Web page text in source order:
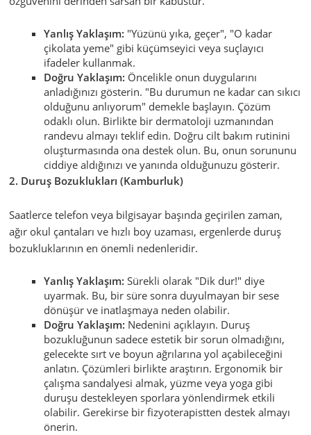
Yanlış Yaklaşım: "Yüzünü yıka, geçer", "O kadar
çikolata yeme" gibi küçümseyici veya suçlayıcı
ifadeler kullanmak.
Doğru Yaklaşım: Öncelikle onun duygularını
anladığınızı gösterin. "Bu durumun ne kadar can sıkıcı
olduğunu anlıyorum" demekle başlayın. Çözüm
odaklı olun. Birlikte bir dermatoloji uzmanından
randevu almayı teklif edin. Doğru cilt bakım rutinini
oluşturmasında ona destek olun. Bu, onun sorununu
ciddiye aldığınızı ve yanında olduğunuzu gösterir.
2. Duruş Bozuklukları (Kamburluk)
Saatlerce telefon veya bilgisayar başında geçirilen zaman,
ağır okul çantaları ve hızlı boy uzaması, ergenlerde duruş
bozukluklarının en önemli nedenleridir.
Yanlış Yaklaşım: Sürekli olarak "Dik dur!" diye
uyarmak. Bu, bir süre sonra duyulmayan bir sese
dönüşür ve inatlaşmaya neden olabilir.
Doğru Yaklaşım: Nedenini açıklayın. Duruş
bozukluğunun sadece estetik bir sorun olmadığını,
gelecekte sırt ve boyun ağrılarına yol açabileceğini
anlatın. Çözümleri birlikte araştırın. Ergonomik bir
çalışma sandalyesi almak, yüzme veya yoga gibi
duruşu destekleyen sporlara yönlendirmek etkili
olabilir. Gerekirse bir fizyoterapistten destek almayı
önerin.